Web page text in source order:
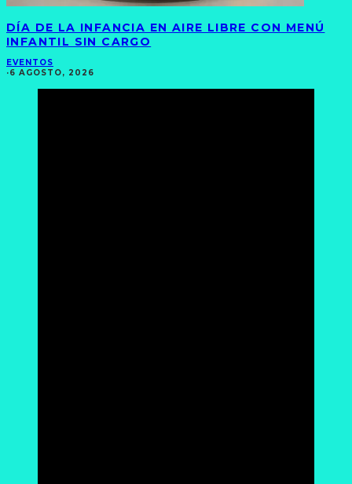
DÍA DE LA INFANCIA EN AIRE LIBRE CON MENÚ
INFANTIL SIN CARGO
EVENTOS
·6 AGOSTO, 2026